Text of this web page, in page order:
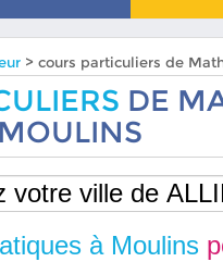
> cours particuliers de
DE
MOULINS
à Moulins